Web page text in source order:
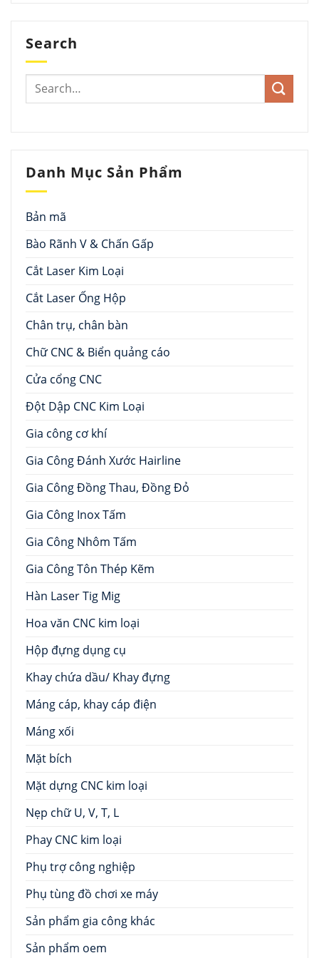
Search
Danh Mục Sản Phẩm
Bản mã
Bào Rãnh V & Chấn Gấp
Cắt Laser Kim Loại
Cắt Laser Ống Hộp
Chân trụ, chân bàn
Chữ CNC & Biển quảng cáo
Cửa cổng CNC
Đột Dập CNC Kim Loại
Gia công cơ khí
Gia Công Đánh Xước Hairline
Gia Công Đồng Thau, Đồng Đỏ
Gia Công Inox Tấm
Gia Công Nhôm Tấm
Gia Công Tôn Thép Kẽm
Hàn Laser Tig Mig
Hoa văn CNC kim loại
Hộp đựng dụng cụ
Khay chứa dầu/ Khay đựng
Máng cáp, khay cáp điện
Máng xối
Mặt bích
Mặt dựng CNC kim loại
Nẹp chữ U, V, T, L
Phay CNC kim loại
Phụ trợ công nghiệp
Phụ tùng đồ chơi xe máy
Sản phẩm gia công khác
Sản phẩm oem